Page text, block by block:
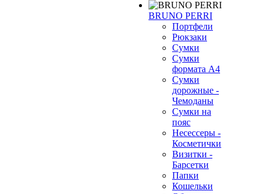
BRUNO PERRI
Портфели
Рюкзаки
Сумки
Сумки
формата А4
Сумки
дорожные -
Чемоданы
Сумки на
пояс
Несессеры -
Косметички
Визитки -
Барсетки
Папки
Кошельки